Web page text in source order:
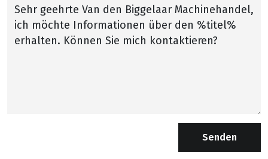
Senden